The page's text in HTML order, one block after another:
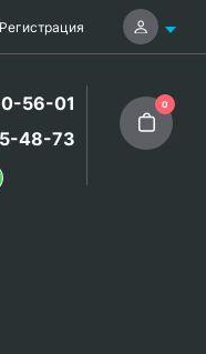
Регистрация
56-01
48-73
0